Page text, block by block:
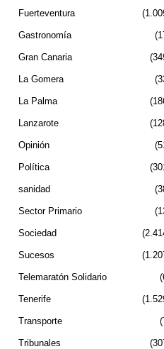
Fuerteventura
Gastronomía
Gran Canaria
La Gomera
La Palma
Lanzarote
Opinión
Política
sanidad
Sector Primario
Sociedad
Sucesos
Telemaratón Solidario
Tenerife
Transporte
Tribunales